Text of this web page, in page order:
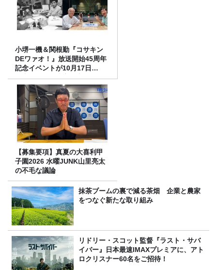
小堺一機＆関根勤『コサキン
DEワァオ！』放送開始45周年
記念イベントが10月17日
（土）に開催決定！本日より
FC先行受付スタート！
【募集要項】真夏の大喜利甲
子園2026 水曜JUNK山里亮太
の不毛な議論
抹茶ブームの裏で減る茶畑 企業と農家
をつなぐ新たな取り組み
リドリー・スコット監督『ラスト・サバ
イバー』日本最速IMAXプレミアに、アト
ロクリスナー60名をご招待！